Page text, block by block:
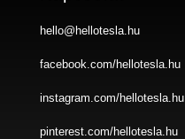
hello@hellotesla.hu
facebook.com/hellotesla.hu
instagram.com/hellotesla.hu
pinterest.com/hellotesla.hu